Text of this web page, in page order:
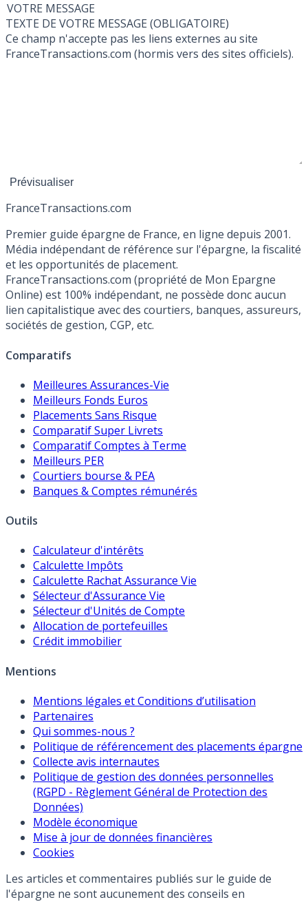
VOTRE MESSAGE
TEXTE DE VOTRE MESSAGE (OBLIGATOIRE)
Ce champ n'accepte pas les liens externes au site
FranceTransactions.com (hormis vers des sites officiels).
FranceTransactions.com
Premier guide épargne de France, en ligne depuis 2001.
Média indépendant de référence sur l'épargne, la fiscalité
et les opportunités de placement.
FranceTransactions.com (propriété de Mon Epargne
Online) est 100% indépendant, ne possède donc aucun
lien capitalistique avec des courtiers, banques, assureurs,
sociétés de gestion, CGP, etc.
Comparatifs
Meilleures Assurances-Vie
Meilleurs Fonds Euros
Placements Sans Risque
Comparatif Super Livrets
Comparatif Comptes à Terme
Meilleurs PER
Courtiers bourse & PEA
Banques & Comptes rémunérés
Outils
Calculateur d'intérêts
Calculette Impôts
Calculette Rachat Assurance Vie
Sélecteur d'Assurance Vie
Sélecteur d'Unités de Compte
Allocation de portefeuilles
Crédit immobilier
Mentions
Mentions légales et Conditions d’utilisation
Partenaires
Qui sommes-nous ?
Politique de référencement des placements épargne
Collecte avis internautes
Politique de gestion des données personnelles
(RGPD - Règlement Général de Protection des
Données)
Modèle économique
Mise à jour de données financières
Cookies
Les articles et commentaires publiés sur le guide de
l'épargne ne sont aucunement des conseils en